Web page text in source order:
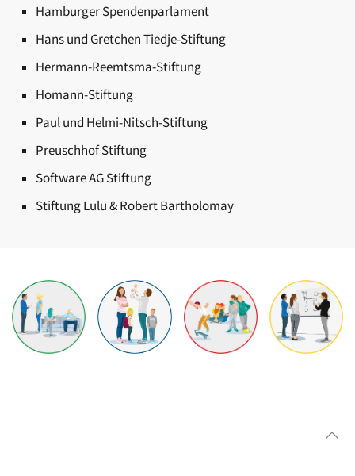
Hamburger Spendenparlament
Hans und Gretchen Tiedje-Stiftung
Hermann-Reemtsma-Stiftung
Homann-Stiftung
Paul und Helmi-Nitsch-Stiftung
Preuschhof Stiftung
Software AG Stiftung
Stiftung Lulu & Robert Bartholomay